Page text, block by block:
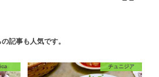
記事も人気です。
チュニジア